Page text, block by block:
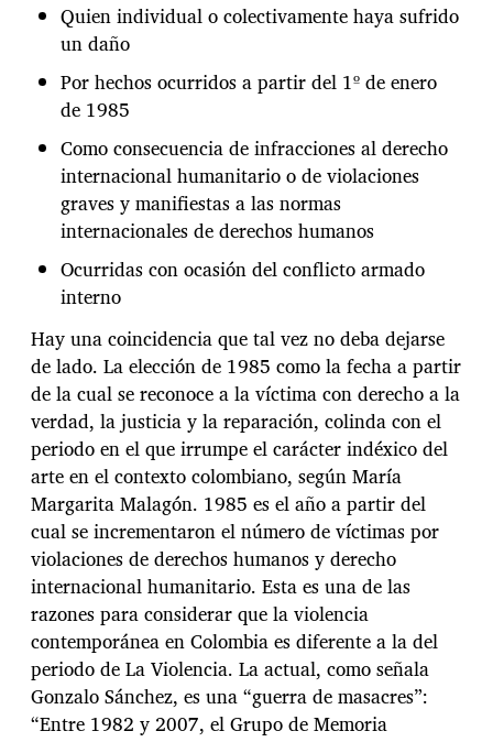
Quien individual o colectivamente haya sufrido
un daño
Por hechos ocurridos a partir del 1º de enero
de 1985
Como consecuencia de infracciones al derecho
internacional humanitario o de violaciones
graves y manifiestas a las normas
internacionales de derechos humanos
Ocurridas con ocasión del conflicto armado
interno
Hay una coincidencia que tal vez no deba dejarse
de lado. La elección de 1985 como la fecha a partir
de la cual se reconoce a la víctima con derecho a la
verdad, la justicia y la reparación, colinda con el
periodo en el que irrumpe el carácter indéxico del
arte en el contexto colombiano, según María
Margarita Malagón. 1985 es el año a partir del
cual se incrementaron el número de víctimas por
violaciones de derechos humanos y derecho
internacional humanitario. Esta es una de las
razones para considerar que la violencia
contemporánea en Colombia es diferente a la del
periodo de La Violencia. La actual, como señala
Gonzalo Sánchez, es una “guerra de masacres”:
“Entre 1982 y 2007, el Grupo de Memoria